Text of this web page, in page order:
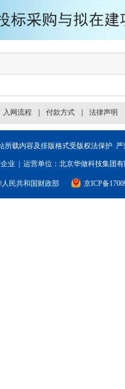
入网流程 付款方式 法律声明
载内容及排版格式受版权法保护 严
业 | 运营单位：北京华做科技集团
人民共和国财政部 京ICP备